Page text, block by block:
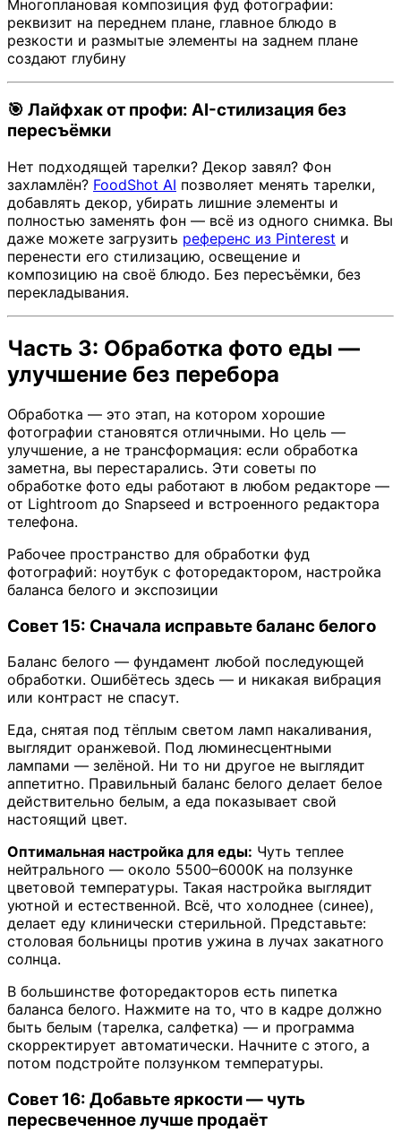
Многоплановая композиция фуд фотографии:
реквизит на переднем плане, главное блюдо в
резкости и размытые элементы на заднем плане
создают глубину
🎯 Лайфхак от профи: AI-стилизация без
пересъёмки
Нет подходящей тарелки? Декор завял? Фон
захламлён? FoodShot AI позволяет менять тарелки,
добавлять декор, убирать лишние элементы и
полностью заменять фон — всё из одного снимка. Вы
даже можете загрузить референс из Pinterest и
перенести его стилизацию, освещение и
композицию на своё блюдо. Без пересъёмки, без
перекладывания.
Часть 3: Обработка фото еды —
улучшение без перебора
Обработка — это этап, на котором хорошие
фотографии становятся отличными. Но цель —
улучшение, а не трансформация: если обработка
заметна, вы перестарались. Эти советы по
обработке фото еды работают в любом редакторе —
от Lightroom до Snapseed и встроенного редактора
телефона.
Рабочее пространство для обработки фуд
фотографий: ноутбук с фоторедактором, настройка
баланса белого и экспозиции
Совет 15: Сначала исправьте баланс белого
Баланс белого — фундамент любой последующей
обработки. Ошибётесь здесь — и никакая вибрация
или контраст не спасут.
Еда, снятая под тёплым светом ламп накаливания,
выглядит оранжевой. Под люминесцентными
лампами — зелёной. Ни то ни другое не выглядит
аппетитно. Правильный баланс белого делает белое
действительно белым, а еда показывает свой
настоящий цвет.
Оптимальная настройка для еды: Чуть теплее
нейтрального — около 5500–6000K на ползунке
цветовой температуры. Такая настройка выглядит
уютной и естественной. Всё, что холоднее (синее),
делает еду клинически стерильной. Представьте:
столовая больницы против ужина в лучах закатного
солнца.
В большинстве фоторедакторов есть пипетка
баланса белого. Нажмите на то, что в кадре должно
быть белым (тарелка, салфетка) — и программа
скорректирует автоматически. Начните с этого, а
потом подстройте ползунком температуры.
Совет 16: Добавьте яркости — чуть
пересвеченное лучше продаёт